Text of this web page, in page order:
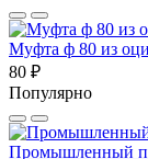
Муфта ф 80 из
80 ₽
Популярно
Промышленный